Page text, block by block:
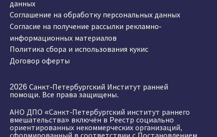
данных
Соглашение на обработку персональных данных
Согласие на получение рассылки рекламно-
информационных материалов
Политика сбора и использования кукис
Договор оферты
2026 Санкт-Петербургский Институт ранней
помощи. Все права защищены.
АНО ДПО «Санкт-Петербургский институт раннего
вмешательства» включён в Реестр социально
ориентированных некоммерческих организаций,
сформированный в соответствии с Постановлением